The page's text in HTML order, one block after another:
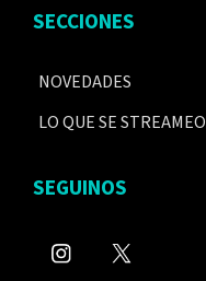
SECCIONES
NOVEDADES
LO QUE SE STREAMEO
SEGUINOS